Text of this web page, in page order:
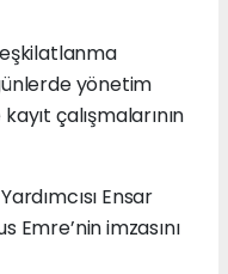
yönetim
çalışmalarının
Ensar
Emre’nin imzasını